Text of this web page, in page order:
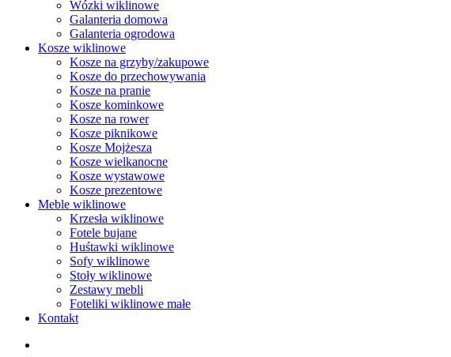
Wózki wiklinowe
Galanteria domowa
Galanteria ogrodowa
Kosze wiklinowe
Kosze na grzyby/zakupowe
Kosze do przechowywania
Kosze na pranie
Kosze kominkowe
Kosze na rower
Kosze piknikowe
Kosze Mojżesza
Kosze wielkanocne
Kosze wystawowe
Kosze prezentowe
Meble wiklinowe
Krzesła wiklinowe
Fotele bujane
Huśtawki wiklinowe
Sofy wiklinowe
Stoły wiklinowe
Zestawy mebli
Foteliki wiklinowe małe
Kontakt